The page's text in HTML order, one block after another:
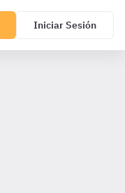
Iniciar Sesión